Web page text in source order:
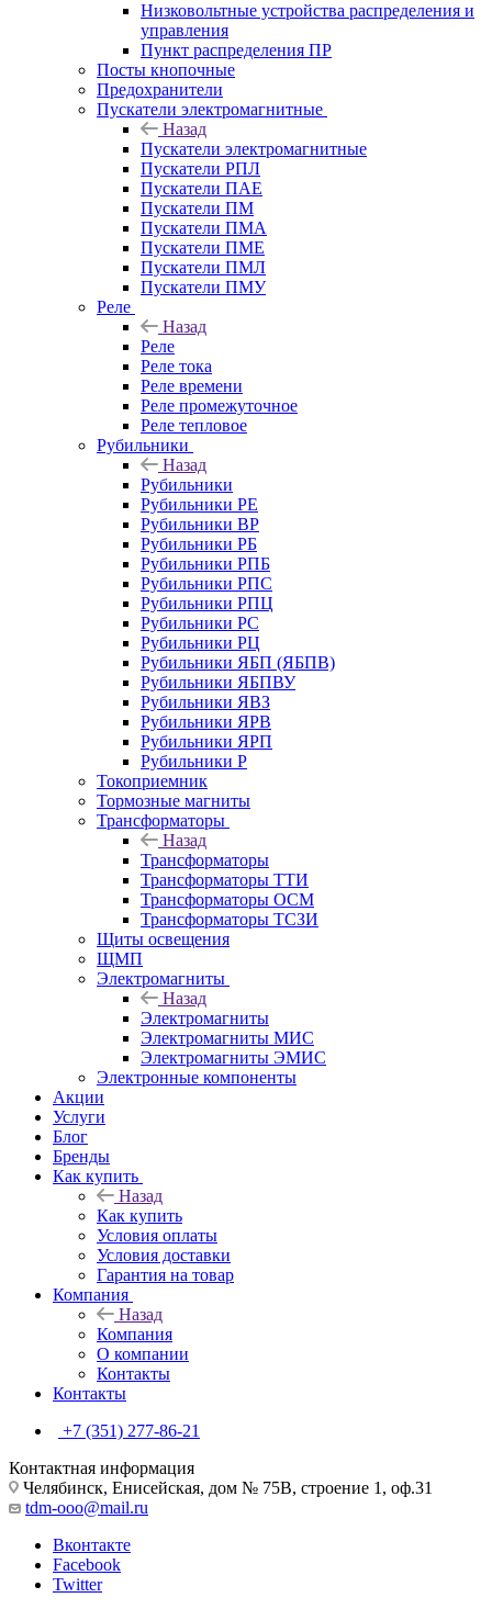
Низковольтные устройства распределения и
управления
Пункт распределения ПР
Посты кнопочные
Предохранители
Пускатели электромагнитные
Назад
Пускатели электромагнитные
Пускатели РПЛ
Пускатели ПАЕ
Пускатели ПМ
Пускатели ПМА
Пускатели ПМЕ
Пускатели ПМЛ
Пускатели ПМУ
Реле
Назад
Реле
Реле тока
Реле времени
Реле промежуточное
Реле тепловое
Рубильники
Назад
Рубильники
Рубильники РЕ
Рубильники ВР
Рубильники РБ
Рубильники РПБ
Рубильники РПС
Рубильники РПЦ
Рубильники РС
Рубильники РЦ
Рубильники ЯБП (ЯБПВ)
Рубильники ЯБПВУ
Рубильники ЯВЗ
Рубильники ЯРВ
Рубильники ЯРП
Рубильники Р
Токоприемник
Тормозные магниты
Трансформаторы
Назад
Трансформаторы
Трансформаторы ТТИ
Трансформаторы ОСМ
Трансформаторы ТСЗИ
Щиты освещения
ЩМП
Электромагниты
Назад
Электромагниты
Электромагниты МИС
Электромагниты ЭМИС
Электронные компоненты
Акции
Услуги
Блог
Бренды
Как купить
Назад
Как купить
Условия оплаты
Условия доставки
Гарантия на товар
Компания
Назад
Компания
О компании
Контакты
Контакты
+7 (351) 277-86-21
Контактная информация
Челябинск, Енисейская, дом № 75В, строение 1, оф.31
tdm-ooo@mail.ru
Вконтакте
Facebook
Twitter